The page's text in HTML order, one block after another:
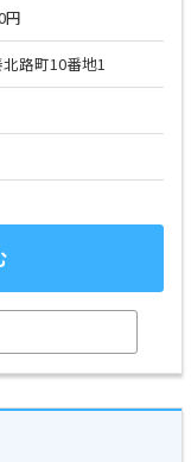
円
路町10番地1